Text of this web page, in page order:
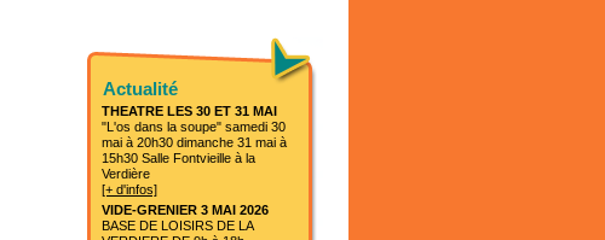
Actualité
THEATRE LES 30 ET 31 MAI
"L'os dans la soupe" samedi 30
mai à 20h30 dimanche 31 mai à
15h30 Salle Fontvieille à la
Verdière
[+ d'infos]
VIDE-GRENIER 3 MAI 2026
BASE DE LOISIRS DE LA